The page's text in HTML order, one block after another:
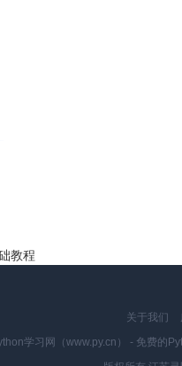
教程
关于我们
学习网（www.py.cn） - 免费的